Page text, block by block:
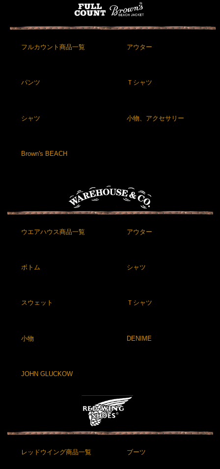
フルカウント商品一覧 アウター
パンツ Ｔシャツ
シャツ 小物、アクセサリー
Brown's BEACH
ウエアハウス商品一覧 アウター
ボトム シャツ
スウェット Ｔシャツ
小物 DENIME
JOHN GLUCKOW
レッドウイング商品一覧 ブーツ